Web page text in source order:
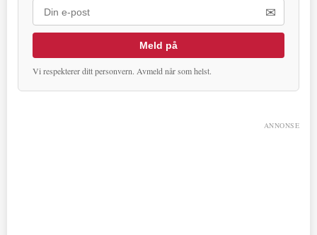
✉
Meld på
Vi respekterer ditt personvern. Avmeld når som helst.
ANNONSE